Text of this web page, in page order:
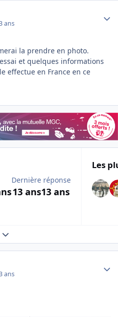
ans
la prendre en photo.
et quelques informations
effectue en France en ce
Dernière réponse
13 ans13 ans
Les
Expand topic overview
ans